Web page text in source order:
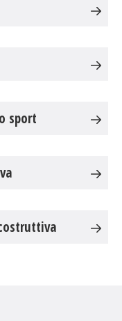
sport